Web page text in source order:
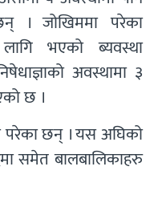
। जोखिममा परेका
भएको ब्यवस्था
अवस्थामा ३
छ ।
परेका छन् । यस अघिको
समेत बालबालिकाहरु